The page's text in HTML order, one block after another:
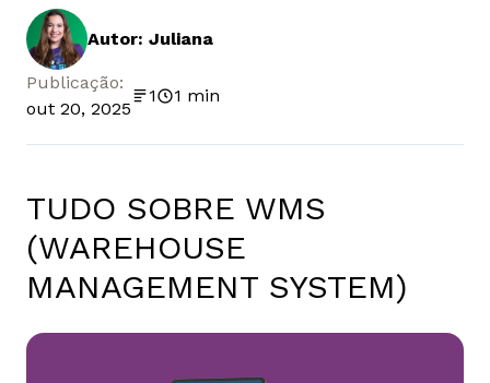
Autor: Juliana
Publicação:
out 20, 2025
1 1 min
TUDO SOBRE WMS
(WAREHOUSE
MANAGEMENT SYSTEM)